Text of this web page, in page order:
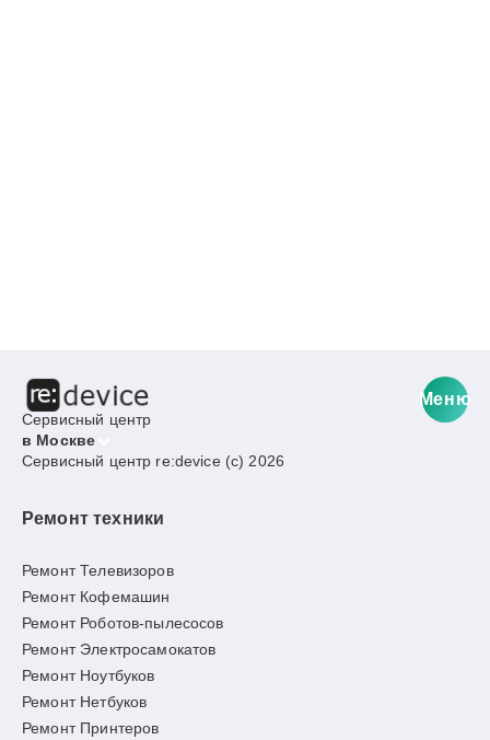
Сервисный центр
в Москве
Меню
Сервисный центр re:device (c) 2026
Ремонт техники
Ремонт Телевизоров
Ремонт Кофемашин
Ремонт Роботов-пылесосов
Ремонт Электросамокатов
Ремонт Ноутбуков
Ремонт Нетбуков
Ремонт Принтеров